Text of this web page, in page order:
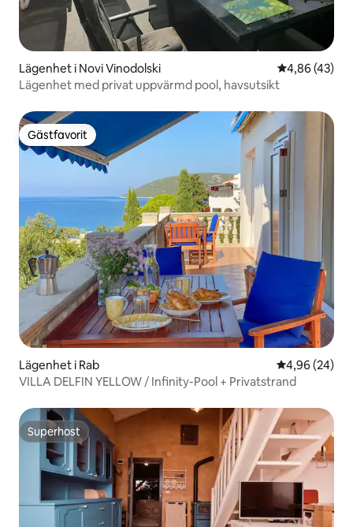
Lägenhet i Novi Vinodolski 4,86 av 5 i
4,86 (43)
Lägenhet med privat uppvärmd pool, havsutsikt
Gästfavorit
Gästfavorit
Lägenhet i Rab 4,96 av 5 i
4,96 (24)
VILLA DELFIN YELLOW / Infinity-Pool + Privatstrand
Superhost
Superhost